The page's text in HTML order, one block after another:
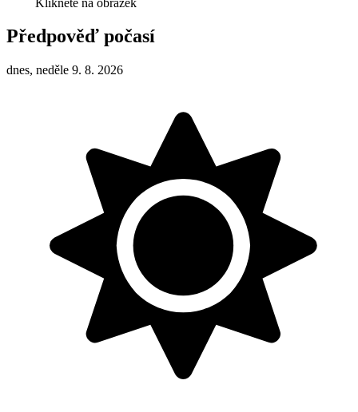
Předpověď počasí
dnes, neděle 9. 8. 2026